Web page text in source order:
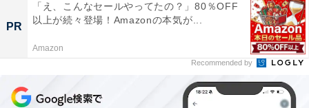
PR
「え、こんなセールやってたの？」80％OFF
以上が続々登場！Amazonの本気が...
Amazon
Recommended by